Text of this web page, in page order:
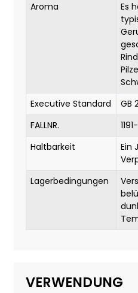
Aroma
Es
Executive Standard
GB
FALLNR.
Haltbarkeit
Ein
Lagerbedingungen
VERWENDUNG